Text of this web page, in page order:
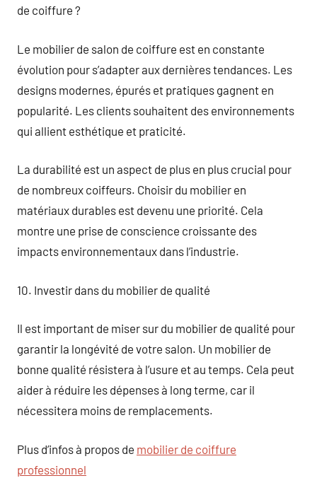
de coiffure ?
Le mobilier de salon de coiffure est en constante
évolution pour s’adapter aux dernières tendances. Les
designs modernes, épurés et pratiques gagnent en
popularité. Les clients souhaitent des environnements
qui allient esthétique et praticité.
La durabilité est un aspect de plus en plus crucial pour
de nombreux coiffeurs. Choisir du mobilier en
matériaux durables est devenu une priorité. Cela
montre une prise de conscience croissante des
impacts environnementaux dans l’industrie.
10. Investir dans du mobilier de qualité
Il est important de miser sur du mobilier de qualité pour
garantir la longévité de votre salon. Un mobilier de
bonne qualité résistera à l’usure et au temps. Cela peut
aider à réduire les dépenses à long terme, car il
nécessitera moins de remplacements.
Plus d’infos à propos de mobilier de coiffure
professionnel